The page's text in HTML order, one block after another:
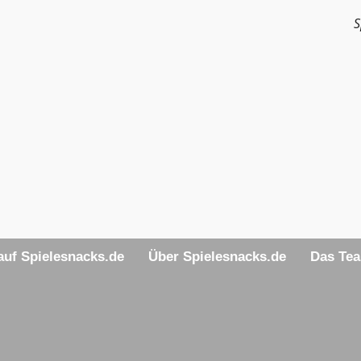
Spielesnacks.de Über Spielesnacks.de Das